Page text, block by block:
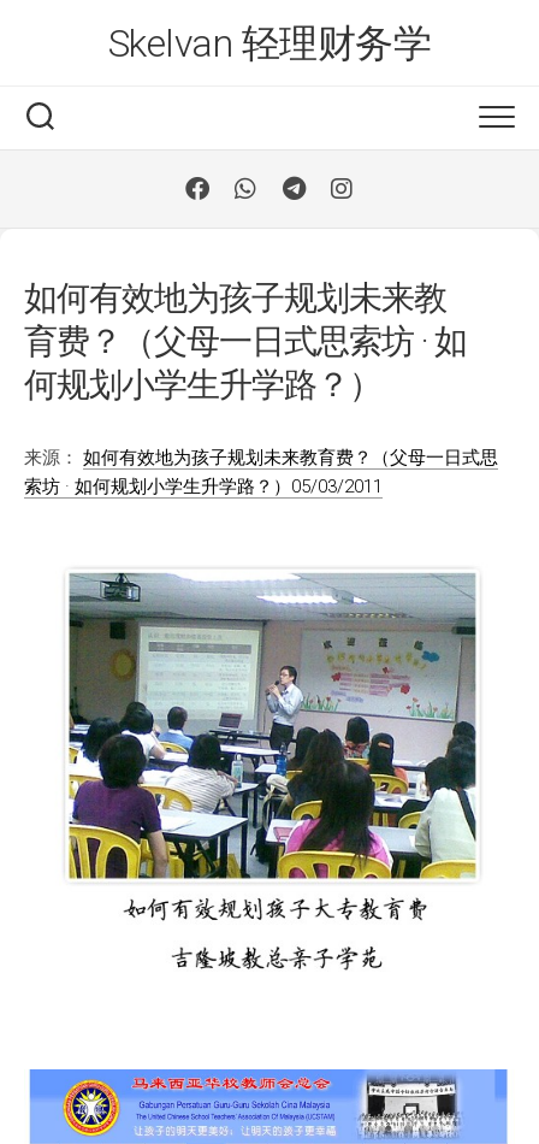
Skelvan 轻理财务学
如何有效地为孩子规划未来教
育费？（父母一日式思索坊 · 如
何规划小学生升学路？）
来源： 如何有效地为孩子规划未来教育费？（父母一日式思
索坊 · 如何规划小学生升学路？）05/03/2011